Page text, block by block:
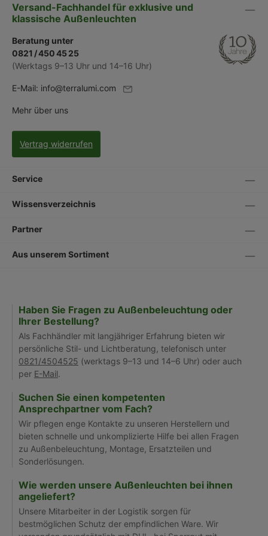
Versand-Fachhandel für exklusive und
klassische Außenleuchten
Beratung unter
0821 / 450 45 25
(Werktags 9–13 Uhr und 14–16 Uhr)
E-Mail: info@terralumi.com
Mehr über uns
Vertrag widerrufen
Service
Wissensverzeichnis
Partner
Aus unserem Sortiment
Haben Sie Fragen zu Außenbeleuchtung oder
Ihrer Bestellung?
Als Fachhändler mit langjähriger Erfahrung bieten wir
persönliche Stil- und Lichtberatung, telefonisch unter
0821/4504525 (werktags 9–13 und 14–6 Uhr) oder auch
per E-Mail.
Suchen Sie einen kompetenten
Ansprechpartner vom Fach?
Wir pflegen enge Kontakte zu unseren Herstellern und
bieten schnelle und unkomplizierte Hilfe bei allen Fragen
zu Außenbeleuchtung, Montage, Ersatzteilen und
Sonderlösungen.
Wie werden unsere Außenleuchten bei ihnen
angeliefert?
Unsere Mitarbeiter in der Logistik sorgen für
bestmöglichen Schutz der empfindlichen Ware. Wir